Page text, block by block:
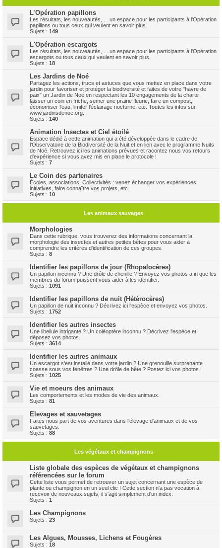
L’Opération papillons
Les résultats, les nouveautés, ... un espace pour les participants à l'Opération
papillons ou tous ceux qui veulent en savoir plus.
Sujets : 149
L'Opération escargots
Les résultats, les nouveautés, ... un espace pour les participants à l'Opération
escargots ou tous ceux qui veulent en savoir plus.
Sujets : 18
Les Jardins de Noé
Partagez les actions, trucs et astuces que vous mettez en place dans votre
jardin pour favoriser et protéger la biodiversité et faites de votre "havre de
paix" un Jardin de Noé en respectant les 10 engagements de la charte :
laisser un coin en friche, semer une prairie fleurie, faire un compost,
économiser l'eau, limiter l'éclairage nocturne, etc. Toutes les infos sur
www.jardinsdenoe.org
Sujets : 140
Animation Insectes et Ciel étoilé
Espace dédié à cette animation qui a été développée dans le cadre de
l'Observatoire de la Biodiversité de la Nuit et en lien avec le programme Nuits
de Noé. Retrouvez ici les animations prévues et racontez nous vos retours
d'expérience si vous avez mis en place le protocole !
Sujets : 7
Le Coin des partenaires
Ècoles, associations, Collectivités : venez échanger vos expériences,
initiatives, faire connaître vos projets, etc.
Sujets : 10
Les animaux sauvages
Morphologies
Dans cette rubrique, vous trouverez des informations concernant la
morphologie des insectes et autres petites bêtes pour vous aider à
comprendre les critères d'identification de ces groupes.
Sujets : 8
Identifier les papillons de jour (Rhopalocères)
Un papillon inconnu ? Une drôle de chenille ? Envoyez vos photos afin que les
membres du forum puissent vous aider à les identifier.
Sujets : 1091
Identifier les papillons de nuit (Hétérocères)
Un papillon de nuit inconnu ? Décrivez ici l'espèce et envoyez vos photos.
Sujets : 1752
Identifier les autres insectes
Une libellule intrigante ? Un coléoptère inconnu ? Décrivez l'espèce et
déposez vos photos.
Sujets : 3614
Identifier les autres animaux
Un escargot s'est installé dans votre jardin ? Une grenouille surprenante
coasse sous vos fenêtres ? Une drôle de bête ? Postez ici vos photos !
Sujets : 1025
Vie et moeurs des animaux
Les comportements et les modes de vie des animaux.
Sujets : 81
Elevages et sauvetages
Faites nous part de vos aventures dans l'élevage d'animaux et de vos
sauvetages.
Sujets : 88
Les végétaux et champignons
Liste globale des espèces de végétaux et champignons
référencées sur le forum
Cette liste vous permet de retrouver un sujet concernant une espèce de
plante ou champignon en un seul clic ! Cette section n'a pas vocation à
recevoir de nouveaux sujets, il s'agit simplement d'un index.
Sujets : 1
Les Champignons
Sujets : 23
Les Algues, Mousses, Lichens et Fougères
Sujets : 18